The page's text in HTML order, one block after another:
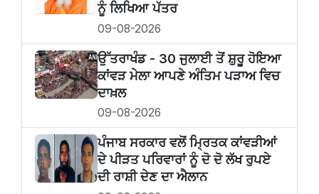
ਨੂੰ ਲਿਖਿਆ ਪੱਤਰ
09-08-2026
ਉੱਤਰਾਖੰਡ - 30 ਜੁਲਾਈ ਤੋਂ ਸ਼ੁਰੂ ਹੋਇਆ
ਕਾਂਵੜ ਮੇਲਾ ਆਪਣੇ ਅੰਤਿਮ ਪੜਾਅ ਵਿਚ
ਦਾਖ਼ਲ
09-08-2026
ਪੰਜਾਬ ਸਰਕਾਰ ਵਲੋਂ ਮ੍ਰਿਤਕ ਕਾਂਵੜੀਆਂ
ਦੇ ਪੀੜਤ ਪਰਿਵਾਰਾਂ ਨੂੰ ਦੋ ਦੋ ਲੱਖ ਰੁਪਏ
ਦੀ ਰਾਸ਼ੀ ਦੇਣ ਦਾ ਐਲਾਨ